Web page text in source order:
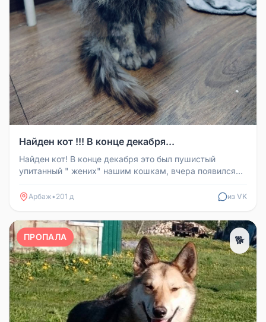
Найден кот !!! В конце декабря...
Найден кот! В конце декабря это был пушистый
упитанный " жених" нашим кошкам, вчера появился
Арбаж• 201 д из VK
ПРОПАЛА 🐕